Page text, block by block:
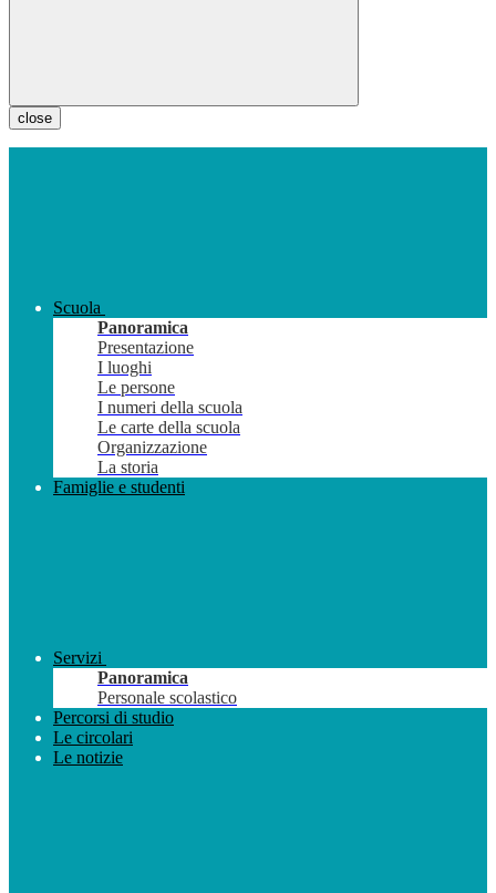
close
Scuola
Panoramica
Presentazione
I luoghi
Le persone
I numeri della scuola
Le carte della scuola
Organizzazione
La storia
Famiglie e studenti
Servizi
Panoramica
Personale scolastico
Percorsi di studio
Le circolari
Le notizie